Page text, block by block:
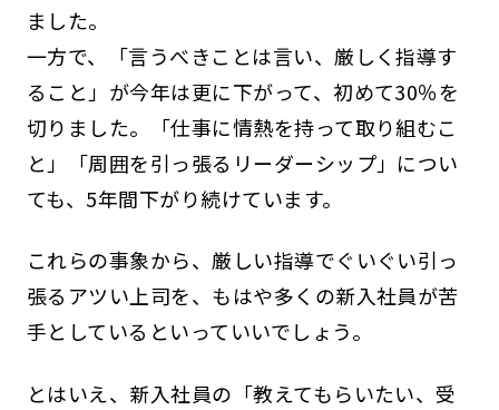
ました。
一方で、「言うべきことは言い、厳しく指導す
ること」が今年は更に下がって、初めて30％を
切りました。「仕事に情熱を持って取り組むこ
と」「周囲を引っ張るリーダーシップ」につい
ても、5年間下がり続けています。
これらの事象から、厳しい指導でぐいぐい引っ
張るアツい上司を、もはや多くの新入社員が苦
手としているといっていいでしょう。
とはいえ、新入社員の「教えてもらいたい、受